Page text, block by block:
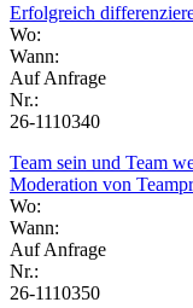
Erfolgreich
Wo:
Wann:
Auf Anfrage
Nr.:
26-1110340
Team sein und Team
Moderation von
Wo:
Wann:
Auf Anfrage
Nr.:
26-1110350